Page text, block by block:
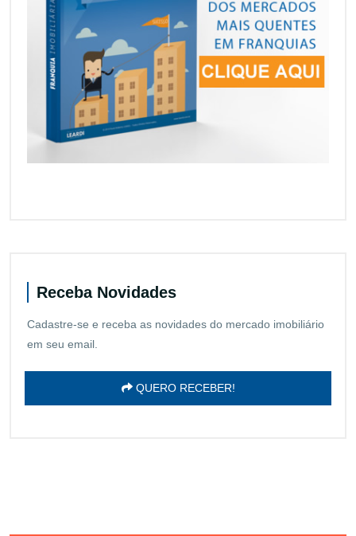
Receba Novidades
Cadastre-se e receba as novidades do mercado imobiliário
em seu email.
QUERO RECEBER!